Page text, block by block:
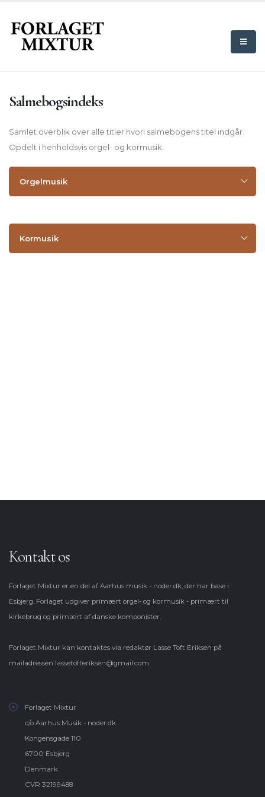
Salmebogsindeks
Samlet overblik over alle titler hvori salmebogens titel indgår.
Opdelt i henholdsvis orgel- og kormusik.
Orgelmusik
Kormusik
Kontakt os
Forlaget Mixtur er en del af Aarhus musik - noder.dk, der har base i
Esbjerg. Forlaget udgiver primært orgel- og kormusik - primært til
kirkebrug og primært af danske komponister.
Forlaget Mixtur kan kontaktes via redaktør Lasse Toft Eriksen på
mailadressen lassetofteriksen@gmail.com
Forlaget Mixtur
c/o Aarhus Musik - noder.dk
Kongensgade 110
6700 Esbjerg
Denmark
CVR 32199488